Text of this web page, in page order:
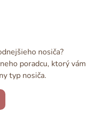
nosiča?
poradcu, ktorý vám
typ nosiča.